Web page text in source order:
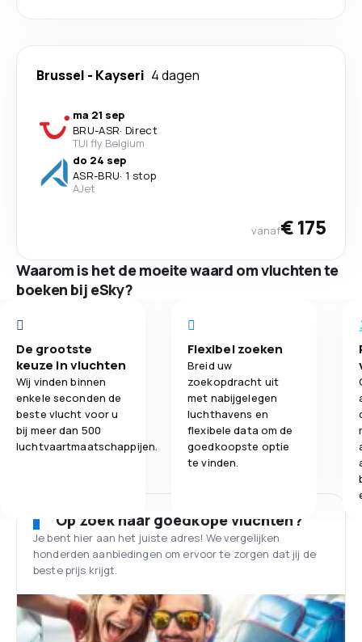
Brussel - Kayseri 4 dagen
ma 21 sep
BRU-ASR· Direct
TUI fly Belgium
do 24 sep
ASR-BRU· 1 stop
AJet
vanaf€ 175
Waarom is het de moeite waard om vluchten te
boeken bij eSky?
De grootste
keuze in vluchten
Wij vinden binnen
enkele seconden de
beste vlucht voor u
bij meer dan 500
luchtvaartmaatschappijen.
Flexibel zoeken
Breid uw
zoekopdracht uit
met nabijgelegen
luchthavens en
flexibele data om de
goedkoopste optie
te vinden.
Op zoek naar goedkope vluchten?
Je bent hier aan het juiste adres! We vergelijken
honderden aanbiedingen om ervoor te zorgen dat jij de
beste prijs krijgt.